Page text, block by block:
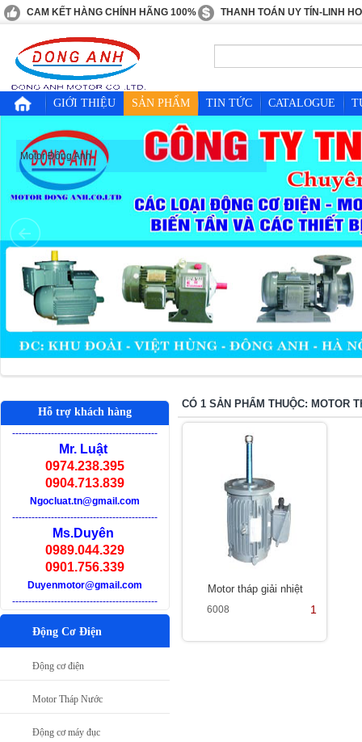
CAM KẾT HÀNG CHÍNH HÃNG 100% THANH TOÁN UY TÍN-LINH
GIỚI THIỆU SẢN PHẨM TIN TỨC CATALOGUE
Motor Đông Anh
Hỗ trợ khách hàng
---------------------------------------------
Mr. Luật
0974.238.395
0904.713.839
Ngocluat.tn@gmail.com
---------------------------------------------
Ms.Duyên
0989.044.329
0901.756.339
Duyenmotor@gmail.com
---------------------------------------------
Động Cơ Điện
Động cơ điện
Motor Tháp Nước
Động cơ máy đục
CÓ 1 SẢN PHẨM THUỘC: MOTOR
Motor tháp giải nhiệt
6008 1